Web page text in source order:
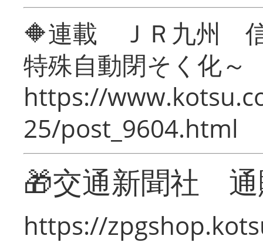
🔶連載 ＪＲ九州 信
特殊自動閉そく化～
https://
25/post_9604.html
🎁交通新聞社
https://